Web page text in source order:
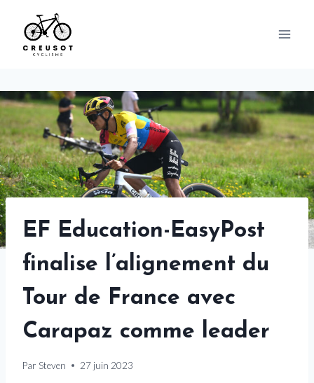
content
EF Education-EasyPost
finalise l’alignement du
Tour de France avec
Carapaz comme leader
Par Steven 27 juin 2023